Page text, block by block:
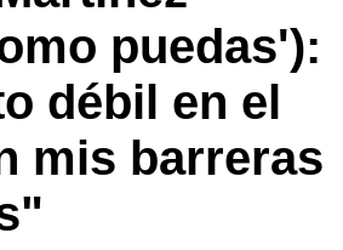
puedas'):
débil en el
mis barreras